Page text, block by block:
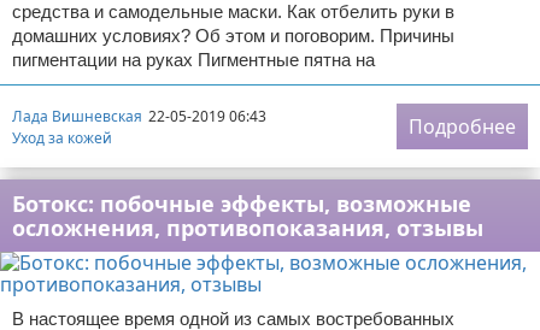
средства и самодельные маски. Как отбелить руки в
домашних условиях? Об этом и поговорим. Причины
пигментации на руках Пигментные пятна на
Лада Вишневская 22-05-2019 06:43
Уход за кожей
Подробнее
Ботокс: побочные эффекты, возможные
осложнения, противопоказания, отзывы
В настоящее время одной из самых востребованных